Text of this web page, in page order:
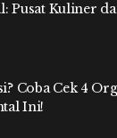
Pusat Kuliner
Coba Cek 4
Ini!